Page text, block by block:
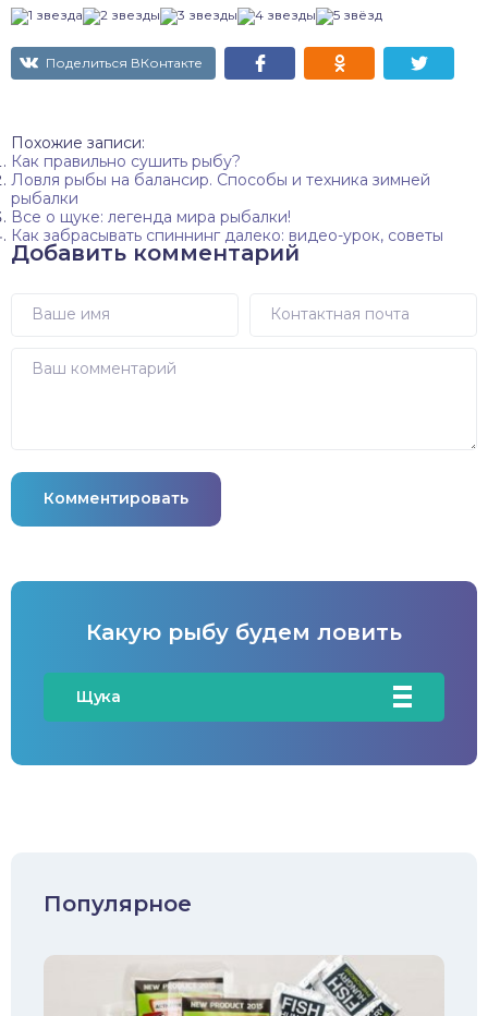
Поделиться ВКонтакте
Похожие записи:
Как правильно сушить рыбу?
Ловля рыбы на балансир. Способы и техника зимней
рыбалки
Все о щуке: легенда мира рыбалки!
Как забрасывать спиннинг далеко: видео-урок, советы
Добавить комментарий
Комментировать
Какую рыбу будем ловить
Щука
Судак
Популярное